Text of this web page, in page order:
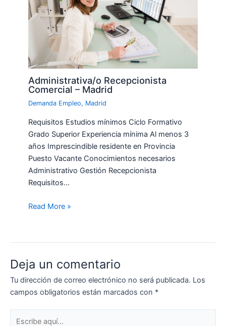
Administrativa/o Recepcionista
Comercial – Madrid
Demanda Empleo, Madrid
Requisitos Estudios mínimos Ciclo Formativo
Grado Superior Experiencia mínima Al menos 3
años Imprescindible residente en Provincia
Puesto Vacante Conocimientos necesarios
Administrativo Gestión Recepcionista
Requisitos…
Read More »
Deja un comentario
Tu dirección de correo electrónico no será publicada. Los
campos obligatorios están marcados con *